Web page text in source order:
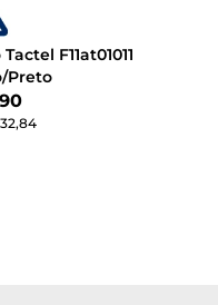
F11at01011
Preto